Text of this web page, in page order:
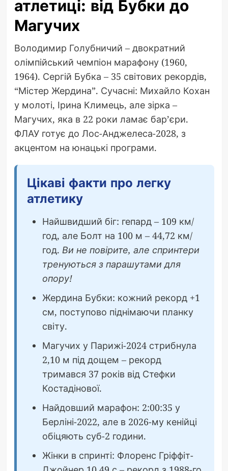
атлетиці: від Бубки до
Магучих
Володимир Голубничий – двократний
олімпійський чемпіон марафону (1960,
1964). Сергій Бубка – 35 світових рекордів,
“Містер Жердина”. Сучасні: Михайло Кохан
у молоті, Ірина Климець, але зірка –
Магучих, яка в 22 роки ламає бар’єри.
ФЛАУ готує до Лос-Анджелеса-2028, з
акцентом на юнацькі програми.
Цікаві факти про легку
атлетику
Найшвидший біг: гепард – 109 км/
год, але Болт на 100 м – 44,72 км/
год. Ви не повірите, але спринтери
тренуються з парашутами для
опору!
Жердина Бубки: кожний рекорд +1
см, поступово піднімаючи планку
світу.
Магучих у Парижі-2024 стрибнула
2,10 м під дощем – рекорд
тримався 37 років від Стефки
Костадінової.
Найдовший марафон: 2:00:35 у
Берліні-2022, але в 2026-му кенійці
обіцяють суб-2 години.
Жінки в спринті: Флоренс Гріффіт-